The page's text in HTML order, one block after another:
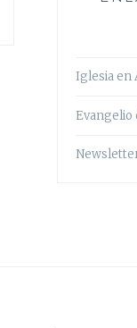
Iglesia en
Evangelio